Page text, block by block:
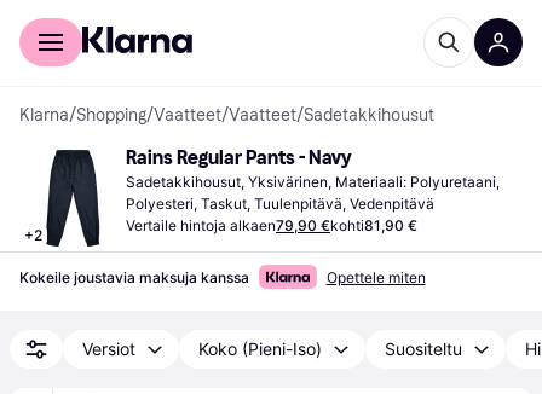
Kuluttajille
Klarna/Shopping/Vaatteet/Vaatteet/Sadetakkihousut
+2
Rains Regular Pants - Navy
Sadetakkihousut, Yksivärinen, Materiaali: Polyuretaani,
Polyesteri, Taskut, Tuulenpitävä, Vedenpitävä
Vertaile hintoja alkaen79,90 €kohti81,90 €
Kokeile joustavia maksuja kanssa Opettele miten
Versiot Koko (Pieni-Iso) Suositeltu